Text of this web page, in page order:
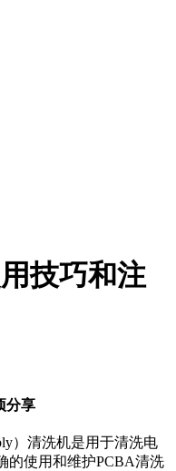
技巧和注
分享
）清洗机是用于清洗电
的使用和维护PCBA清洗